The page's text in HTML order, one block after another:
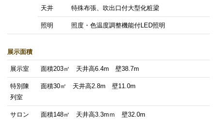
天井 特殊布張、吹出口付大型化粧梁
照明 照度・色温度調整機能付LED照明
展示面積
展示室 面積203㎡ 天井高6.4m 壁38.7m
特別陳
列室
面積30㎡ 天井高2.8m 壁11.0m
サロン
面積148㎡ 天井高3.3mｍ 壁32.0m